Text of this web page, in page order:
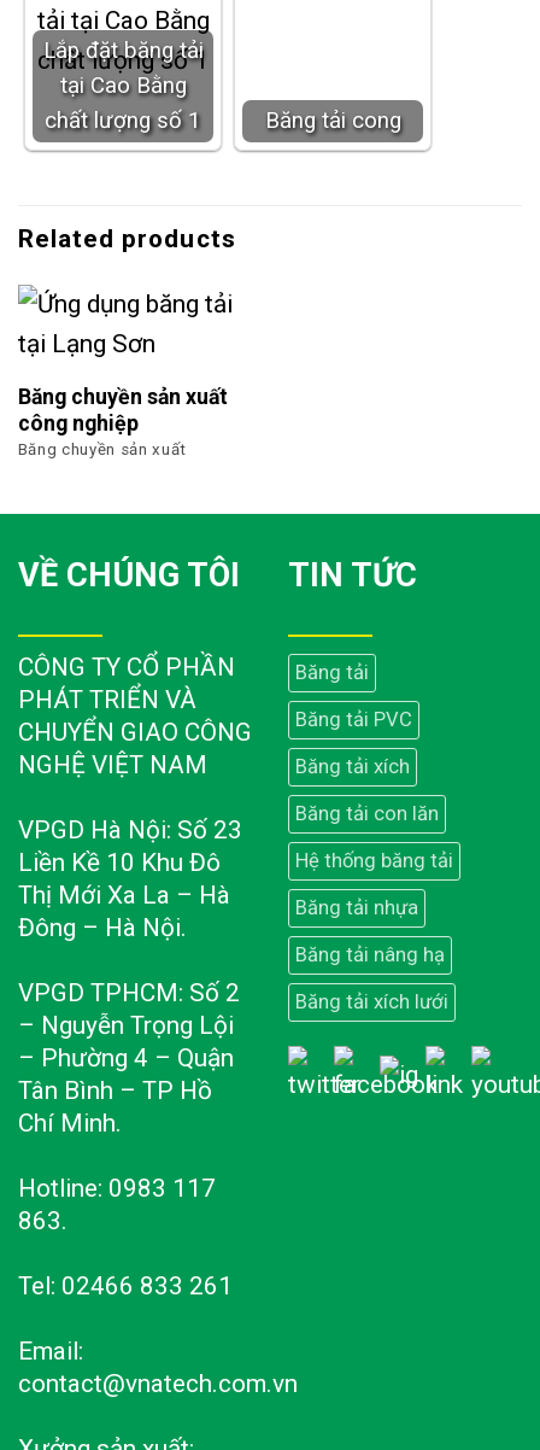
Lắp đặt băng tải
tại Cao Bằng
chất lượng số 1
Băng tải cong
Related products
Băng chuyền sản xuất
công nghiệp
Băng chuyền sản xuất
VỀ CHÚNG TÔI
CÔNG TY CỔ PHẦN
PHÁT TRIỂN VÀ
CHUYỂN GIAO CÔNG
NGHỆ VIỆT NAM
VPGD Hà Nội: Số 23
Liền Kề 10 Khu Đô
Thị Mới Xa La – Hà
Đông – Hà Nội.
VPGD TPHCM: Số 2
– Nguyễn Trọng Lội
– Phường 4 – Quận
Tân Bình – TP Hồ
Chí Minh.
Hotline: 0983 117
863.
Tel: 02466 833 261
Email:
contact@vnatech.com.vn
TIN TỨC
Băng tải
Băng tải PVC
Băng tải xích
Băng tải con lăn
Hệ thống băng tải
Băng tải nhựa
Băng tải nâng hạ
Băng tải xích lưới